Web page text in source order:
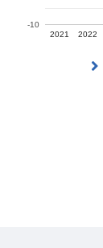
2021 2022
-10